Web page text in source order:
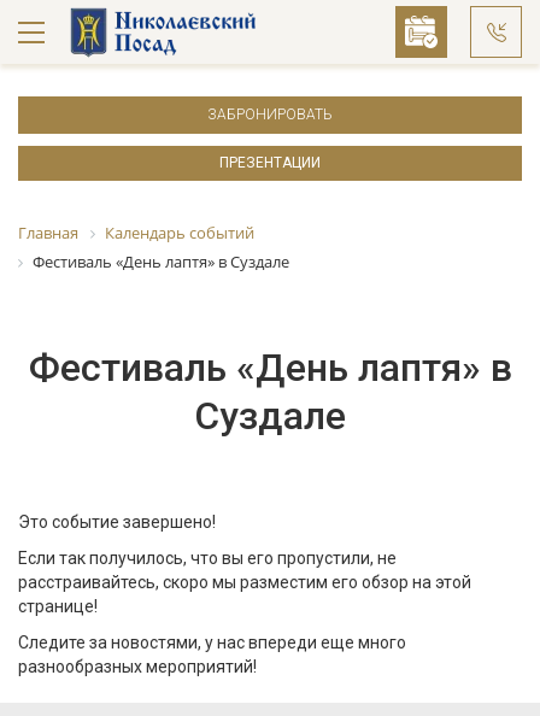
ЗАБРОНИРОВАТЬ
ПРЕЗЕНТАЦИИ
Главная
Календарь событий
Фестиваль «День лаптя» в Суздале
Фестиваль «День лаптя» в
Суздале
Это событие завершено!
Если так получилось, что вы его пропустили, не
расстраивайтесь, скоро мы разместим его обзор на этой
странице!
Следите за новостями, у нас впереди еще много
разнообразных мероприятий!